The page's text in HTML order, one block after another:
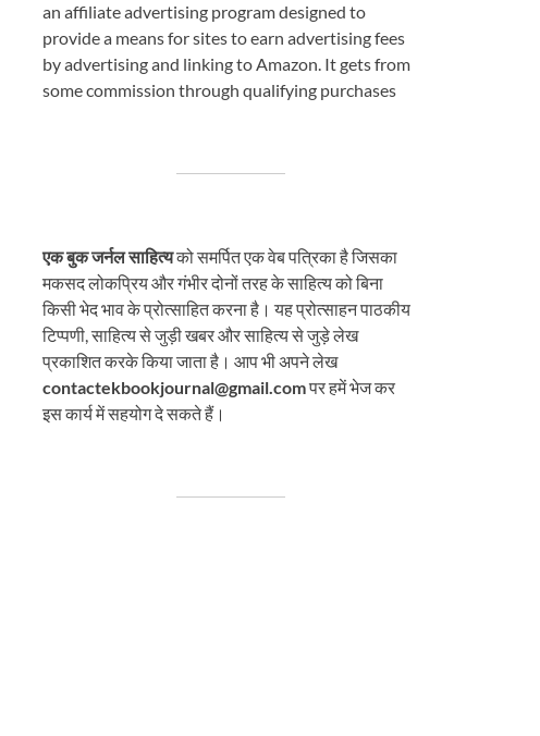
an affiliate advertising program designed to
provide a means for sites to earn advertising fees
by advertising and linking to Amazon. It gets from
some commission through qualifying purchases
एक बुक जर्नल साहित्यको समर्पित एक वेब पत्रिका है जिसका
मकसद लोकप्रिय और गंभीर दोनों तरह के साहित्य को बिना
किसी भेद भाव के प्रोत्साहित करना है। यह प्रोत्साहन पाठकीय
टिप्पणी, साहित्य से जुड़ी खबर और साहित्य से जुड़े लेख
प्रकाशित करके किया जाता है। आप भी अपने लेख
contactekbookjournal@gmail.comपर हमें भेज कर
इस कार्य में सहयोग दे सकते हैं।